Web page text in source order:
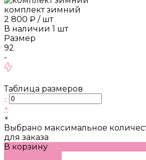
комплект зимний
2 800 ₽ / шт
В наличии 1 шт
Размер
92
-
Таблица размеров
-
+
×
Выбрано максимальное
для заказа
В корзину